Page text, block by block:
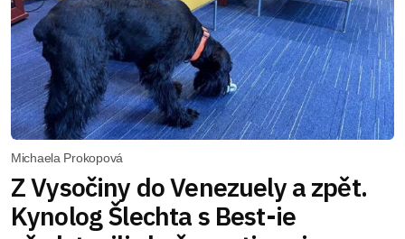
Michaela Prokopová
Z Vysočiny do Venezuely a zpět.
Kynolog Šlechta s Best-ie